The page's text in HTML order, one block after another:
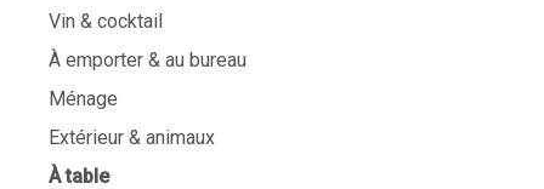
Vin & cocktail
À emporter & au bureau
Ménage
Extérieur & animaux
À table